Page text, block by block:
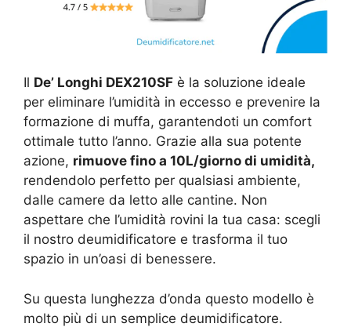
Il De’ Longhi DEX210SF è la soluzione ideale
per eliminare l’umidità in eccesso e prevenire la
formazione di muffa, garantendoti un comfort
ottimale tutto l’anno. Grazie alla sua potente
azione, rimuove fino a 10L/giorno di umidità,
rendendolo perfetto per qualsiasi ambiente,
dalle camere da letto alle cantine. Non
aspettare che l’umidità rovini la tua casa: scegli
il nostro deumidificatore e trasforma il tuo
spazio in un’oasi di benessere.
Su questa lunghezza d’onda questo modello è
molto più di un semplice deumidificatore.